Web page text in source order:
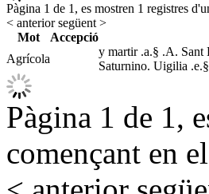
Pàgina 1 de 1, es mostren 1 registres
< anteriorsegüent >
Mot
Accepció
Agrícola
y martir .a.§ .A. Sant
Saturnino. Uigilia
Pàgina 1 de 1,
començant en